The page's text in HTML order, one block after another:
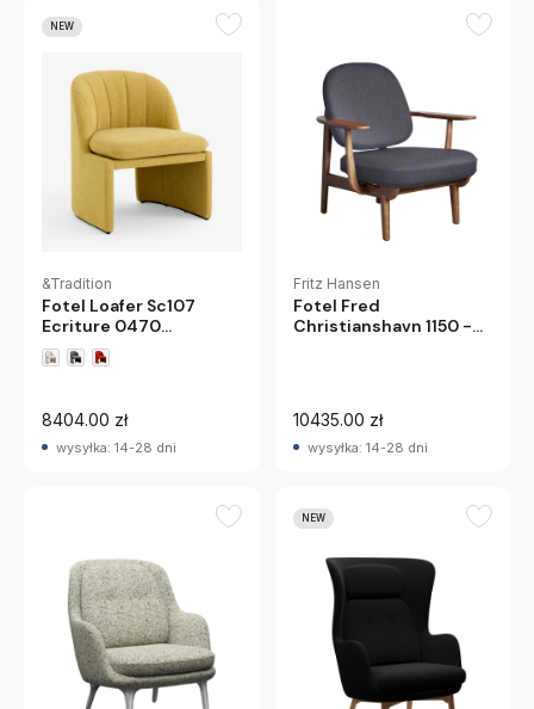
NEW
&Tradition
Fotel Loafer Sc107
Ecriture 0470
Andtradition
8404.00 zł
wysyłka: 14-28 dni
Fritz Hansen
Fotel Fred
Christianshavn 1150 -
10435.00 zł
wysyłka: 14-28 dni
NEW